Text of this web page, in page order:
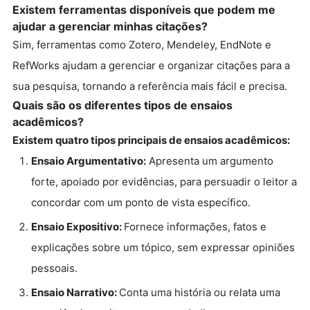
Existem ferramentas disponíveis que podem me
ajudar a gerenciar minhas citações?
Sim, ferramentas como Zotero, Mendeley, EndNote e
RefWorks ajudam a gerenciar e organizar citações para a
sua pesquisa, tornando a referência mais fácil e precisa.
Quais são os diferentes tipos de ensaios
acadêmicos?
Existem quatro tipos principais de ensaios acadêmicos:
Ensaio Argumentativo: Apresenta um argumento
forte, apoiado por evidências, para persuadir o leitor a
concordar com um ponto de vista específico.
Ensaio Expositivo: Fornece informações, fatos e
explicações sobre um tópico, sem expressar opiniões
pessoais.
Ensaio Narrativo: Conta uma história ou relata uma